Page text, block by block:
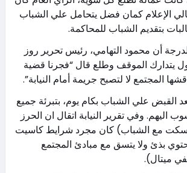
الإعلام كمان فضل يتحامل علي الشباب
بتقديم الشباب للمحاكمة.
أن محمود التهامي، رئيس تحرير روز
يتدارك الموقف وطلع قال “فجرنا قضية
المجتمع لا لتصبح جريمة أمام النيابة”.
القبض علي الشباب بكام يوم، بتبرئة جميع
اليهم. وفي تقرير النيابة اتقال ان الحرز
مع الشباب) كان مجرد شرايط كاسيت
بذئ ولا يتسق مع مبادئ المجتمع
ميتال).